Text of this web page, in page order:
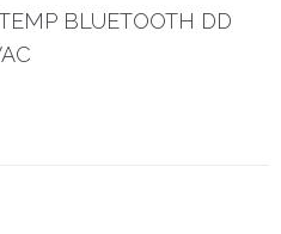
BLUETOOTH DD